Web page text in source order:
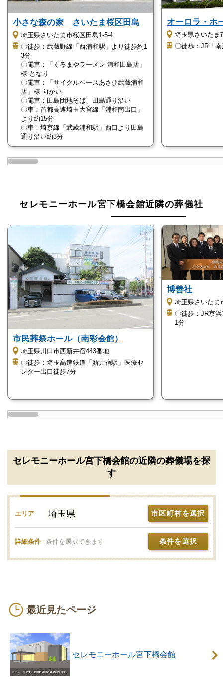
小さな森の家 さいたま桜区田島
埼玉県さいたま市桜区田島1-5-4
〇徒歩：武蔵野線「西浦和駅」より徒歩約1
3分
〇電車：「くるまやラーメン 浦和田島店」
様 となり
〇電車：「サイクルベースあさひ武蔵浦和
店」様 向かい
〇電車：田島団地そば、田島通り沿い
〇車：首都高速埼玉大宮線「浦和南出口」
より約15分
〇車：埼京線「武蔵浦和駅」西口より田島
通り沿い約3分
オーロラ・ホ
埼玉県さいたま
〇徒歩：JR「
セレモニーホール宮下橋会館近隣の葬儀社
市民葬祭ホール（南彩会館）
埼玉県川口市西新井宿443番地
〇徒歩：埼玉高速鉄道「新井宿駅」医療セ
ンター出口徒歩7分
博善社
埼玉県さいたま
〇徒歩：JR京
1分
セレモニーホール宮下橋会館の近隣の葬儀場を探
す
エリア 埼玉県 市区町村を選択
詳細条件 条件を選択できます 条件を選択
最近見たページ
セレモニーホール宮下橋会館